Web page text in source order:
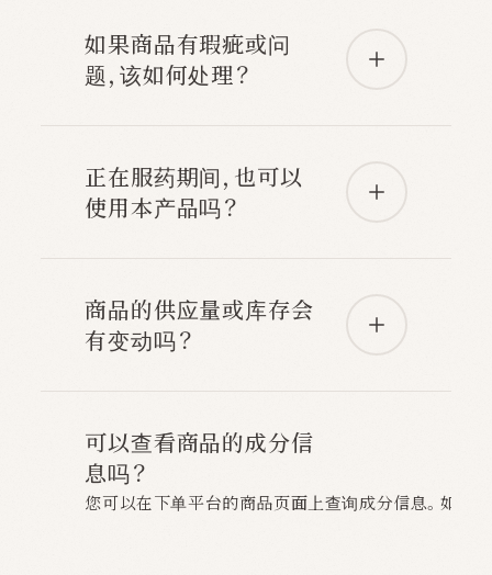
如果商品有瑕疵或问
题，该如何处理？
正在服药期间，也可以
使用本产品吗？
商品的供应量或库存会
有变动吗？
可以查看商品的成分信
息吗？
您可以在下单平台的商品页面上查询成分信息。如需